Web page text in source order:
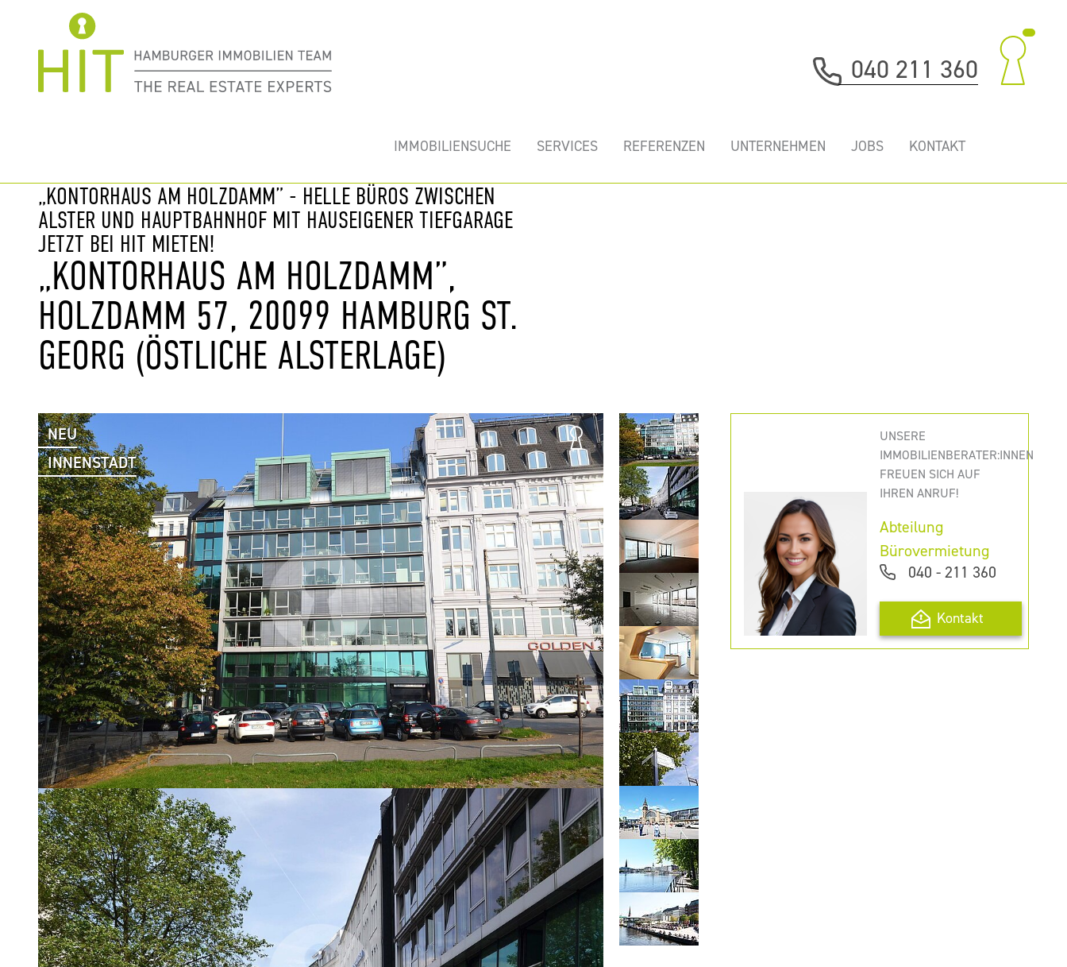
040 211 360
IMMOBILIENSUCHE SERVICES REFERENZEN UNTERNEHMEN JOBS KONTAKT
„KONTORHAUS AM HOLZDAMM” - HELLE BÜROS ZWISCHEN
ALSTER UND HAUPTBAHNHOF MIT HAUSEIGENER TIEFGARAGE
JETZT BEI HIT MIETEN!
„KONTORHAUS AM HOLZDAMM”,
HOLZDAMM 57, 20099 HAMBURG ST.
GEORG (ÖSTLICHE ALSTERLAGE)
NEU
INNENSTADT
UNSERE
IMMOBILIENBERATER:INNEN
FREUEN SICH AUF
IHREN ANRUF!
Abteilung
Bürovermietung
040 - 211 360
Kontakt